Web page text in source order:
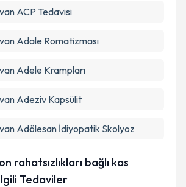
ACP Tedavisi
Adale Romatizması
Adele Krampları
Adeziv Kapsülit
Adölesan İdiyopatik Skolyoz
rahatsızlıkları bağlı kas
Tedaviler